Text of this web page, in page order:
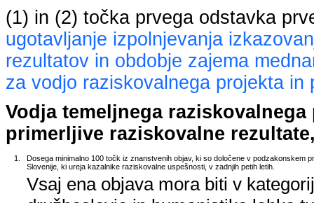
(1) in (2) točka prvega odstavka
ugotavljanje izpolnjevanja
rezultatov in obdobje zajema
za vodjo raziskovalnega projekta in
Vodja temeljnega
primerljive raziskovalne
1.
Dosega minimalno 100 točk iz znanstvenih objav, ki so določene v podzakonskem
Slovenije, ki ureja kazalnike raziskovalne uspešnosti, v zadnjih petih letih.
Vsaj ena objava mora biti v